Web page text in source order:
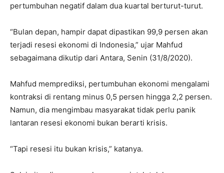
pertumbuhan negatif dalam dua kuartal berturut-turut.
“Bulan depan, hampir dapat dipastikan 99,9 persen akan
terjadi resesi ekonomi di Indonesia,” ujar Mahfud
sebagaimana dikutip dari Antara, Senin (31/8/2020).
Mahfud memprediksi, pertumbuhan ekonomi mengalami
kontraksi di rentang minus 0,5 persen hingga 2,2 persen.
Namun, dia mengimbau masyarakat tidak perlu panik
lantaran resesi ekonomi bukan berarti krisis.
“Tapi resesi itu bukan krisis,” katanya.